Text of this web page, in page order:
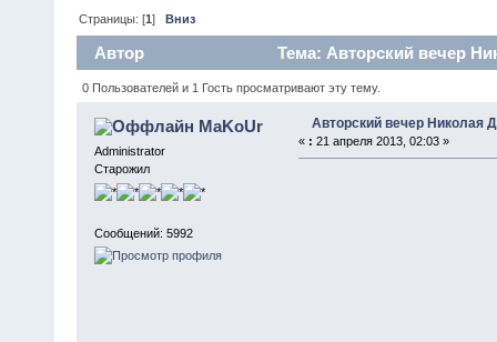
Страницы: [1]Вниз
Автор Тема: Авторский вечер
0 Пользователей и 1 Гость просматривают эту тему.
MaKoUr
Administrator
Старожил
Сообщений: 5992
Авторский вечер Николая
« : 21 апреля 2013, 02:03 »